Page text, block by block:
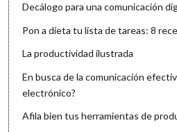
Decálogo para una comunicación
Pon a dieta tu lista de tareas: 8
La productividad ilustrada
En busca de la comunicación
electrónico?
Afila bien tus herramientas de